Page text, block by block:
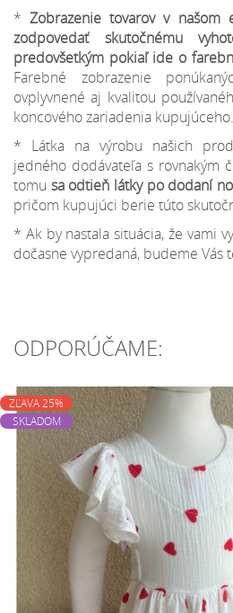
*Zobrazenie tovarov v našom
zodpovedať skutočnému
predovšetkým pokiaľ ide o
Farebné zobrazenie
ovplyvnené aj kvalitou
koncového zariadenia kupujúceho.
* Látka na výrobu našich
jedného dodávateľa s rovnakým
tomu sa odtieň látky po dodaní
pričom kupujúci berie túto
* Ak by nastala situácia, že vami
dočasne vypredaná, budeme Vás
ODPORÚČAME:
ZĽAVA 25%
SKLADOM